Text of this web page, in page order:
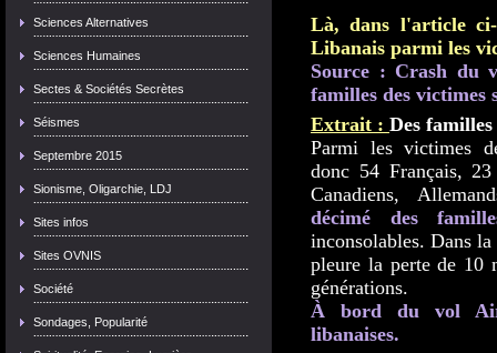
Sciences Alternatives
Sciences Humaines
Sectes & Sociétés Secrètes
Séismes
Septembre 2015
Sionisme, Oligarchie, LDJ
Sites infos
Sites OVNIS
Société
Sondages, Popularité
Là, dans l'article
Libanais parmi les
Source : Crash du
familles des victimes
Extrait : Des familles
Parmi les victimes
donc 54 Français,
Canadiens,
décimé des
inconsolables. Dans
pleure la perte de 10
générations.
À bord du vol Air
libanaises.